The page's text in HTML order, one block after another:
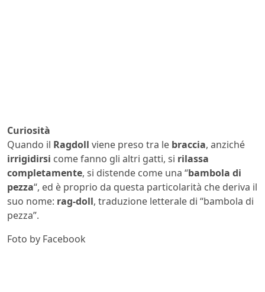
Curiosità
Quando il Ragdoll viene preso tra le braccia, anziché
irrigidirsi come fanno gli altri gatti, si rilassa
completamente, si distende come una “bambola di
pezza“, ed è proprio da questa particolarità che deriva il
suo nome: rag-doll, traduzione letterale di “bambola di
pezza”.
Foto by Facebook